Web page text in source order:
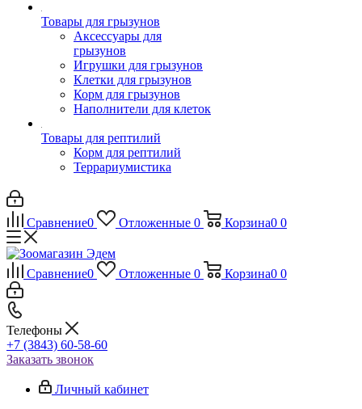
Товары для грызунов
Аксессуары для
грызунов
Игрушки для грызунов
Клетки для грызунов
Корм для грызунов
Наполнители для клеток
Товары для рептилий
Корм для рептилий
Террариумистика
Сравнение0 Отложенные 0 Корзина0 0
Сравнение0 Отложенные 0 Корзина0 0
Телефоны
+7 (3843) 60-58-60
Заказать звонок
Личный кабинет